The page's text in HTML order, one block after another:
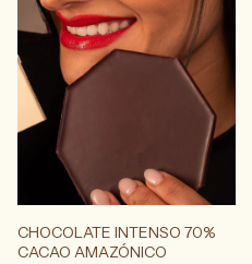
CHOCOLATE INTENSO 70%
CACAO AMAZÓNICO